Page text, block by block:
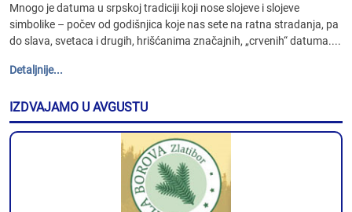
Mnogo je datuma u srpskoj tradiciji koji nose slojeve i slojeve
simbolike – počev od godišnjica koje nas sete na ratna stradanja, pa
do slava, svetaca i drugih, hrišćanima značajnih, „crvenih“ datuma....
Detaljnije...
IZDVAJAMO U AVGUSTU